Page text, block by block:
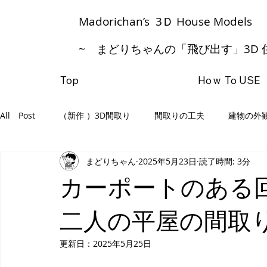
​Madorichan’s 3Ｄ House Models
Top Hoｗ To USE
~ まどりちゃんの「飛び出す」3D
All Post （新作 ）3D間取り 間取りの工夫 建物の外
カーポートのある
二人の平屋の間取
まどりちゃん 2025年5月23日 読了時間: 3分
更新日： 2025年5月25日